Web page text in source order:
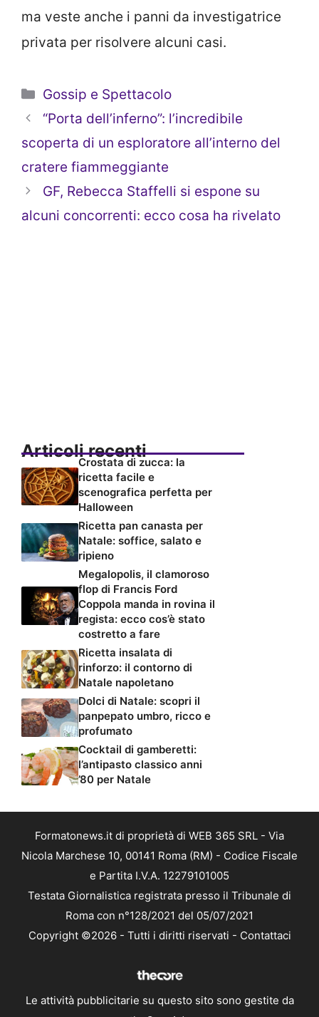
ma veste anche i panni da investigatrice
privata per risolvere alcuni casi.
Categorie
Gossip e Spettacolo
“Porta dell’inferno”: l’incredibile
scoperta di un esploratore all’interno del
cratere fiammeggiante
GF, Rebecca Staffelli si espone su
alcuni concorrenti: ecco cosa ha rivelato
Articoli recenti
Crostata di zucca: la
ricetta facile e
scenografica perfetta per
Halloween
Ricetta pan canasta per
Natale: soffice, salato e
ripieno
Megalopolis, il clamoroso
flop di Francis Ford
Coppola manda in rovina il
regista: ecco cos’è stato
costretto a fare
Ricetta insalata di
rinforzo: il contorno di
Natale napoletano
Dolci di Natale: scopri il
panpepato umbro, ricco e
profumato
Cocktail di gamberetti:
l’antipasto classico anni
’80 per Natale
Formatonews.it di proprietà di WEB 365 SRL - Via
Nicola Marchese 10, 00141 Roma (RM) - Codice Fiscale
e Partita I.V.A. 12279101005
Testata Giornalistica registrata presso il Tribunale di
Roma con n°128/2021 del 05/07/2021
Copyright ©2026 - Tutti i diritti riservati - Contattaci
Le attività pubblicitarie su questo sito sono gestite da